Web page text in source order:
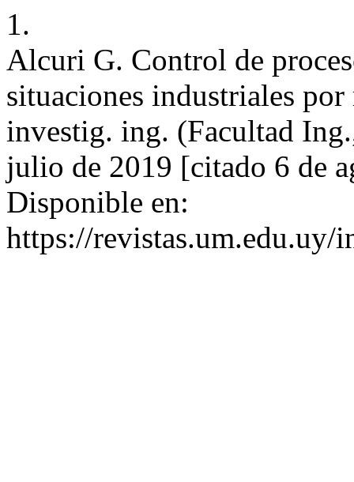
1.
Alcuri G. Control de
situaciones industriales
investig. ing. (Facultad
julio de 2019 [citado 6 de
Disponible en:
https://